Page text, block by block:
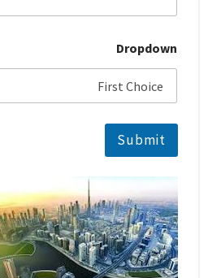
Dropdown
Submit